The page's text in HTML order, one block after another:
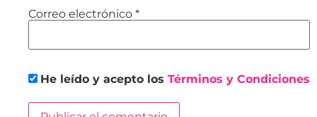
Correo electrónico *
He leído y acepto los Términos y Condiciones